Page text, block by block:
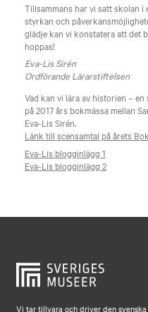
Tillsammans har vi satt skolan
styrkan och
glädje kan vi konstatera att det
hoppas!
Eva-Lis Sirén
Ordförande Lärarstiftelsen
Vad kan vi lära av historien –
på 2017 års bokmässa mellan
Eva-Lis Sirén.
Länk till scensamtal på årets
Eva-Lis blogginlägg 1
Eva-Lis blogginlägg 2
Vi tar tillvara och driver den svenska